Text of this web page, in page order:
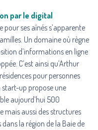
par le digital
ses aînés s’apparente
Un domaine où règne
d’informations en ligne
C’est ainsi qu’Arthur
pour personnes
start-up propose une
aujourd’hui 500
mais aussi des structures
la région de la Baie de